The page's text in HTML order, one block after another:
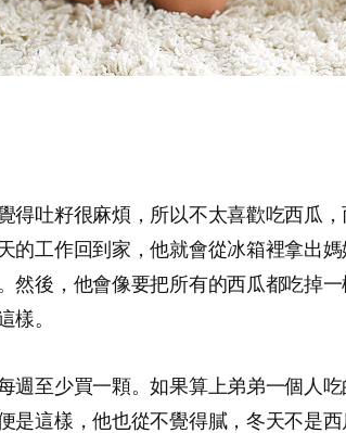
得吐籽很麻煩，所以不太喜歡吃西瓜
的工作回到家，他就會從冰箱裡拿出
然後，他會像要把所有的西瓜都吃掉
樣。
週至少買一顆。如果算上弟弟一個人
是這樣，他也從不覺得膩，冬天不是